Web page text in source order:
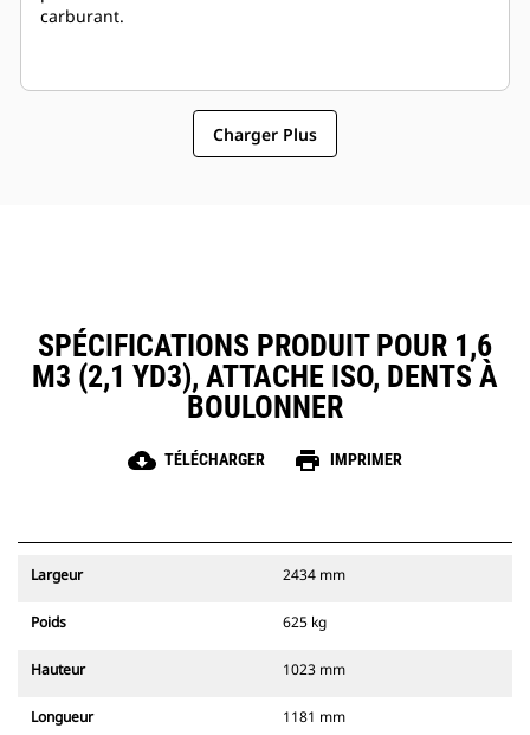
carburant.
Charger Plus
SPÉCIFICATIONS PRODUIT POUR 1,6
M3 (2,1 YD3), ATTACHE ISO, DENTS À
BOULONNER
cloud_download TÉLÉCHARGER print IMPRIMER
Largeur 2434 mm
Poids 625 kg
Hauteur 1023 mm
Longueur 1181 mm